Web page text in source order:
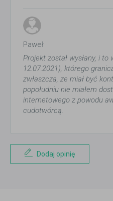
Paweł
Projekt został wysłany, i
12.07.2021), którego
zwłaszcza, ze miał być
popołudniu nie miałem
internetowego z powodu
cudotwórcą.
Dodaj opinię